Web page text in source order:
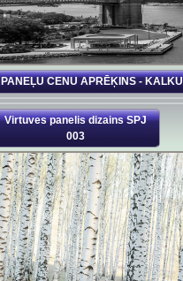
PANEĻU CENU APRĒĶINS -
Virtuves panelis dizains SPJ
003